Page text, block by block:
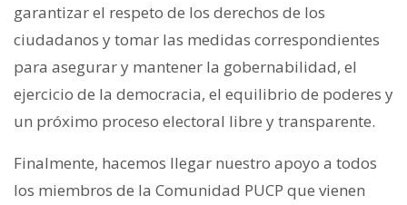
garantizar el respeto de los derechos de los
ciudadanos y tomar las medidas correspondientes
para asegurar y mantener la gobernabilidad, el
ejercicio de la democracia, el equilibrio de poderes y
un próximo proceso electoral libre y transparente.
Finalmente, hacemos llegar nuestro apoyo a todos
los miembros de la Comunidad PUCP que vienen